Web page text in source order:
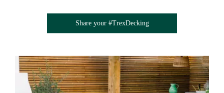
Share your #TrexDecking
Media Gallery